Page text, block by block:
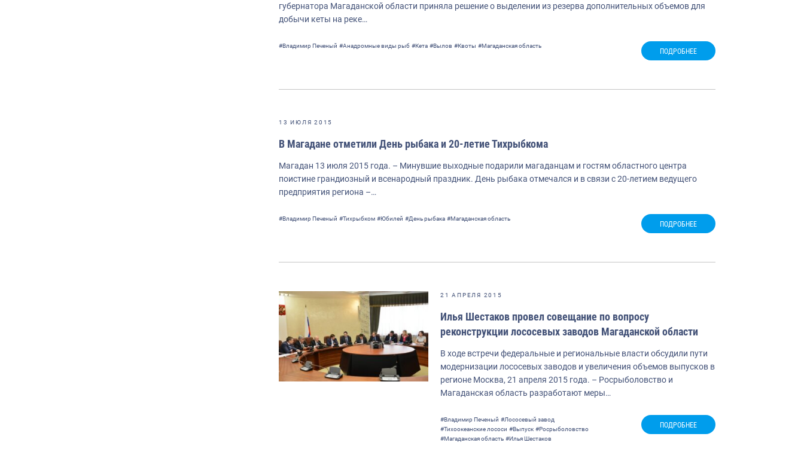
губернатора Магаданской области приняла решение о выделении из резерва дополнительных объемов для
добычи кеты на реке…
#Владимир Печеный #Анадромные виды рыб #Кета #Вылов #Квоты #Магаданская область
ПОДРОБНЕЕ
13 ИЮЛЯ 2015
В Магадане отметили День рыбака и 20-летие Тихрыбкома
Магадан 13 июля 2015 года. – Минувшие выходные подарили магаданцам и гостям областного центра
поистине грандиозный и всенародный праздник. День рыбака отмечался и в связи с 20-летием ведущего
предприятия региона –…
#Владимир Печеный #Тихрыбком #Юбилей #День рыбака #Магаданская область
ПОДРОБНЕЕ
21 АПРЕЛЯ 2015
Илья Шестаков провел совещание по вопросу
реконструкции лососевых заводов Магаданской области
В ходе встречи федеральные и региональные власти обсудили пути
модернизации лососевых заводов и увеличения объемов выпусков в
регионе Москва, 21 апреля 2015 года. – Росрыболовство и
Магаданская область разработают меры…
#Владимир Печеный #Лососевый завод
#Тихоокеанские лососи #Выпуск #Росрыболовство
#Магаданская область #Илья Шестаков
ПОДРОБНЕЕ